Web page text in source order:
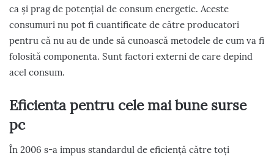
ca și prag de potențial de consum energetic. Aceste
consumuri nu pot fi cuantificate de către producatori
pentru că nu au de unde să cunoască metodele de cum va fi
folosită componenta. Sunt factori externi de care depind
acel consum.
Eficienta pentru cele mai bune surse
pc
În 2006 s-a impus standardul de eficiență către toți